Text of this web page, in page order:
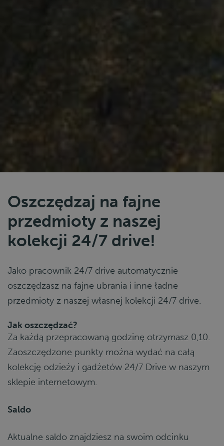
Oszczędzaj na fajne
przedmioty z naszej
kolekcji 24/7 drive!
Jako pracownik 24/7 drive automatycznie
oszczędzasz na fajne ubrania i inne ładne
przedmioty z naszej własnej kolekcji 24/7 drive.
Jak oszczędzać?
Za każdą przepracowaną godzinę otrzymasz 0,10.
Zaoszczędzone punkty można wydać na całą
kolekcję odzieży i gadżetów 24/7 Drive w naszym
sklepie internetowym.
Saldo
Aktualne saldo znajdziesz na swoim odcinku